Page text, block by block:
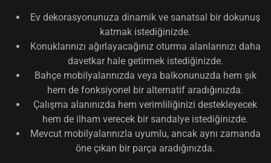
Ev dekorasyonunuza dinamik ve sanatsal bir dokunuş
katmak istediğinizde.
Konuklarınızı ağırlayacağınız oturma alanlarınızı daha
davetkar hale getirmek istediğinizde.
Bahçe mobilyalarınızda veya balkonunuzda hem şık
hem de fonksiyonel bir alternatif aradığınızda.
Çalışma alanınızda hem verimliliğinizi destekleyecek
hem de ilham verecek bir sandalye istediğinizde.
Mevcut mobilyalarınızla uyumlu, ancak aynı zamanda
öne çıkan bir parça aradığınızda.